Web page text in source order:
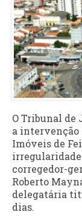
O Tribunal de
a intervenção
Imóveis de
corregedor-
Roberto
delegatária
dias.